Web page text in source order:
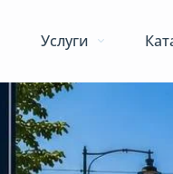
Услуги